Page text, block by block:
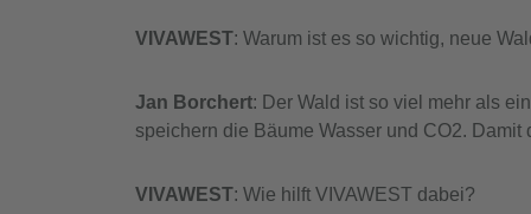
VIVAWEST: Warum ist es so wichtig, neue
Jan Borchert: Der Wald ist so viel mehr als
speichern die Bäume Wasser und CO2.
VIVAWEST: Wie hilft VIVAWEST dabei?